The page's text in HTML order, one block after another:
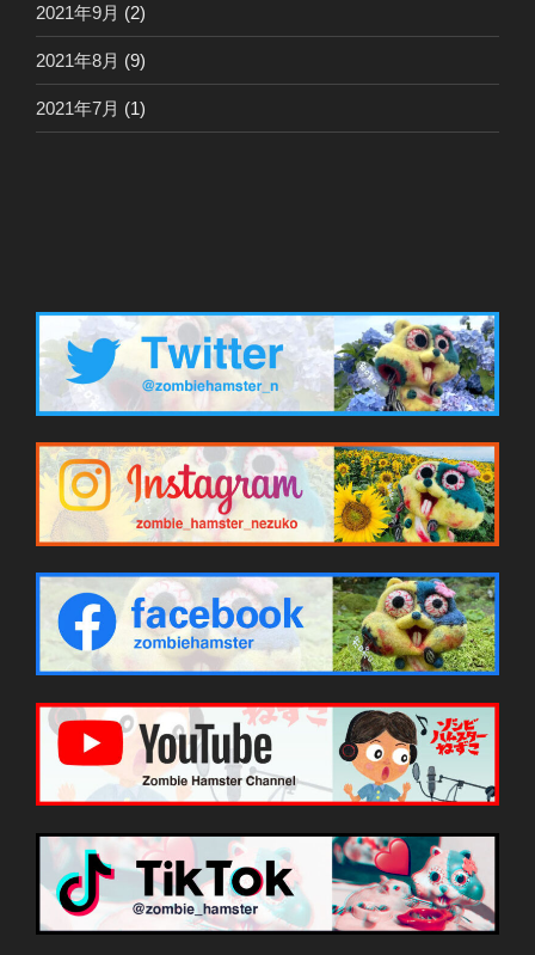
2021年9月 (2)
2021年8月 (9)
2021年7月 (1)